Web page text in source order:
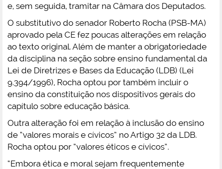
e, sem seguida, tramitar na Câmara dos Deputados.
O substitutivo do senador Roberto Rocha (PSB-MA)
aprovado pela CE fez poucas alterações em relação
ao texto original. Além de manter a obrigatoriedade
da disciplina na seção sobre ensino fundamental da
Lei de Diretrizes e Bases da Educação (LDB) (Lei
9.394/1996), Rocha optou por também incluir o
ensino da constituição nos dispositivos gerais do
capítulo sobre educação básica.
Outra alteração foi em relação à inclusão do ensino
de “valores morais e cívicos” no Artigo 32 da LDB.
Rocha optou por “valores éticos e cívicos”.
“Embora ética e moral sejam frequentemente